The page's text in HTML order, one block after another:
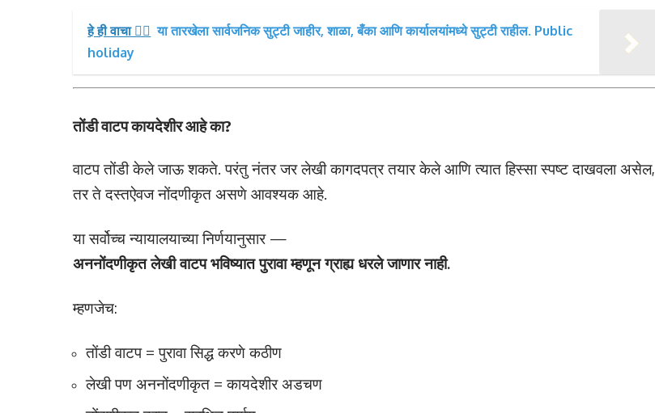
हे ही वाचा 👉🏻 या तारखेला सार्वजनिक सुट्टी जाहीर, शाळा, बँका आणि कार्यालयांमध्ये सुट्टी राहील. Public
holiday
तोंडी वाटप कायदेशीर आहे का?
वाटप तोंडी केले जाऊ शकते. परंतु नंतर जर लेखी कागदपत्र तयार केले आणि त्यात हिस्सा स्पष्ट दाखवला असेल,
तर ते दस्तऐवज नोंदणीकृत असणे आवश्यक आहे.
या सर्वोच्च न्यायालयाच्या निर्णयानुसार —
अननोंदणीकृत लेखी वाटप भविष्यात पुरावा म्हणून ग्राह्य धरले जाणार नाही.
म्हणजेच:
तोंडी वाटप = पुरावा सिद्ध करणे कठीण
लेखी पण अननोंदणीकृत = कायदेशीर अडचण